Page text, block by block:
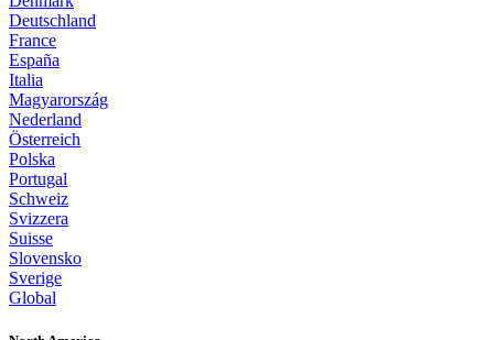
Deutschland
France
España
Italia
Magyarország
Nederland
Österreich
Polska
Portugal
Schweiz
Svizzera
Suisse
Slovensko
Sverige
Global